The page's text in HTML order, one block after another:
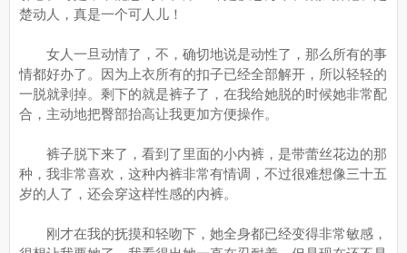
楚动人，真是一个可人儿！
女人一旦动情了，不，确切地说是动性了，那么所有的事
情都好办了。因为上衣所有的扣子已经全部解开，所以轻轻的
一脱就剥掉。剩下的就是裤子了，在我给她脱的时候她非常配
合，主动地把臀部抬高让我更加方便操作。
裤子脱下来了，看到了里面的小内裤，是带蕾丝花边的那
种，我非常喜欢，这种内裤非常有情调，不过很难想像三十五
岁的人了，还会穿这样性感的内裤。
刚才在我的抚摸和轻吻下，她全身都已经变得非常敏感，